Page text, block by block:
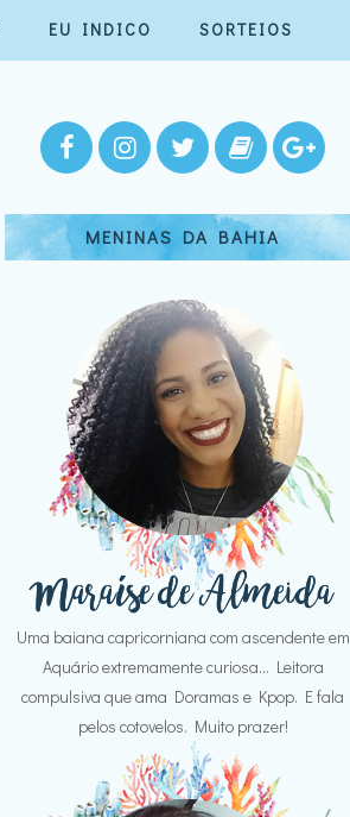
EU INDICO SORTEIOS
MENINAS DA BAHIA
Uma baiana capricorniana com ascendente em
Aquário extremamente curiosa... Leitora
compulsiva que ama Doramas e Kpop. E fala
pelos cotovelos. Muito prazer!